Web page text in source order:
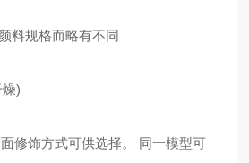
料规格而略有不同
)
修饰方式可供选择。 同一模型可